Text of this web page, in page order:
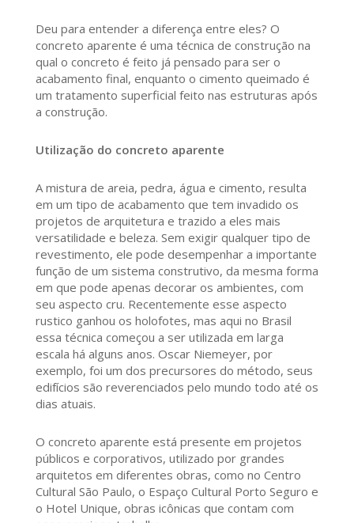
Deu para entender a diferença entre eles? O
concreto aparente é uma técnica de construção na
qual o concreto é feito já pensado para ser o
acabamento final, enquanto o cimento queimado é
um tratamento superficial feito nas estruturas após
a construção.
Utilização do concreto aparente
A mistura de areia, pedra, água e cimento, resulta
em um tipo de acabamento que tem invadido os
projetos de arquitetura e trazido a eles mais
versatilidade e beleza. Sem exigir qualquer tipo de
revestimento, ele pode desempenhar a importante
função de um sistema construtivo, da mesma forma
em que pode apenas decorar os ambientes, com
seu aspecto cru. Recentemente esse aspecto
rustico ganhou os holofotes, mas aqui no Brasil
essa técnica começou a ser utilizada em larga
escala há alguns anos. Oscar Niemeyer, por
exemplo, foi um dos precursores do método, seus
edifícios são reverenciados pelo mundo todo até os
dias atuais.
O concreto aparente está presente em projetos
públicos e corporativos, utilizado por grandes
arquitetos em diferentes obras, como no Centro
Cultural São Paulo, o Espaço Cultural Porto Seguro e
o Hotel Unique, obras icônicas que contam com